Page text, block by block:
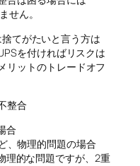
せん。
てがたいと言う方は
を付ければリスクは
リットのトレードオフ
整合
合
、物理的問題の場合
理的な問題ですが、2重